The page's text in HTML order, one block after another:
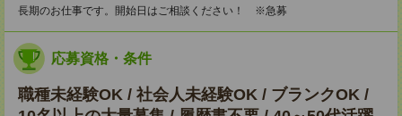
長期のお仕事です。開始日はご相談ください！ ※急募
応募資格・条件
職種未経験OK / 社会人未経験OK / ブランクOK /